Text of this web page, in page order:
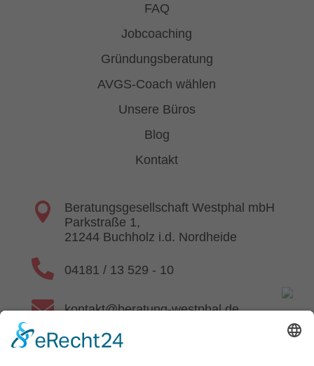
FAQ
Jobcoaching
Gründungsberatung
AVGS-Coach wählen
Unsere Büros
Blog
Kontakt

Beratungsgesellschaft Westphal mbH
Parkstraße 1,
21244 Buchholz i.d. Nordheide
 04181 / 13 529 - 10
 kontakt@beratung-westphal.de
 www.beratung-westphal.de